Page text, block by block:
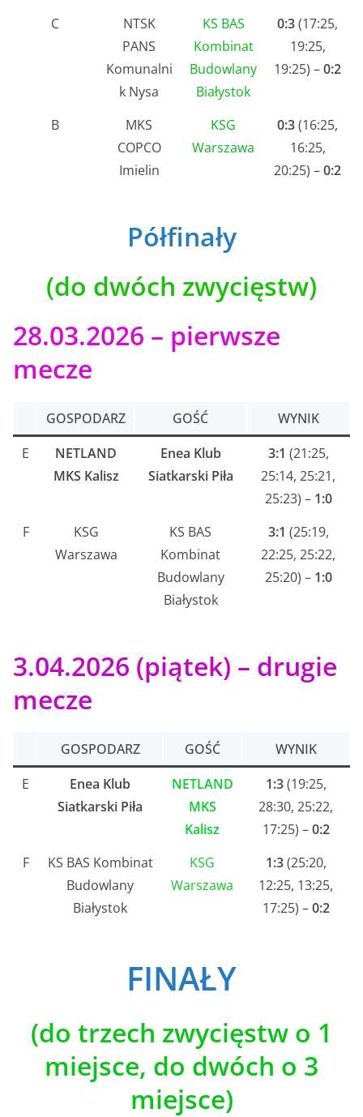
C
NTSK
PANS
Komunalni
k Nysa
KS BAS
Kombinat
Budowlany
Białystok
0:3(17:25,
19:25,
19:25) –0:2
B
MKS
COPCO
Imielin
KSG
Warszawa
0:3(16:25,
16:25,
20:25) –0:2
Półfinały
(do dwóch zwycięstw)
28.03.2026 – pierwsze
mecze
GOSPODARZ GOŚĆ
WYNIK
E
NETLAND
MKS Kalisz
Enea Klub
Siatkarski Piła
3:1 (21:25,
25:14, 25:21,
25:23) – 1:0
F
KSG
Warszawa
KS BAS
Kombinat
Budowlany
Białystok
3:1 (25:19,
22:25, 25:22,
25:20) – 1:0
3.04.2026 (piątek) – drugie
mecze
GOSPODARZ GOŚĆ
WYNIK
E
Enea Klub
Siatkarski Piła
NETLAND
MKS
Kalisz
1:3(19:25,
28:30, 25:22,
17:25) –0:2
F
KS BAS Kombinat
Budowlany
Białystok
KSG
Warszawa
1:3(25:20,
12:25, 13:25,
17:25) –0:2
FINAŁY
(do trzech zwycięstw o 1
miejsce, do dwóch o 3
miejsce)